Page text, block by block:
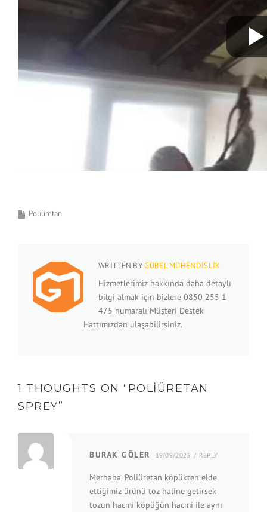
Poliüretan
WRITTEN BYGÜREL MÜHENDISLIK
Hizmetlerimiz hakkında daha detaylı
bilgi almak için bizlere 0850 255 1
475 numaralı Müşteri Destek
Hattımızdan ulaşabilirsiniz.
1 THOUGHTS ON “POLIÜRETAN
SPREY”
BURAK GÖLER 19/09/2023 REPLY
Merhaba. Poliüretan köpükten elde
ettiğimiz ürünü toz haline getirsek
tozun hacmi köpüğün hacmi ile aynı